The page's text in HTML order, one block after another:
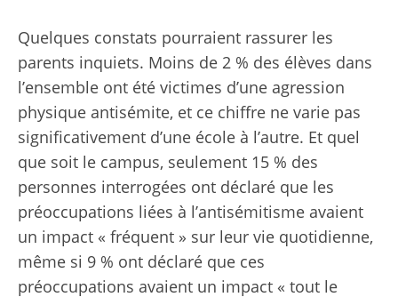
Quelques constats pourraient rassurer les
parents inquiets. Moins de 2 % des élèves dans
l’ensemble ont été victimes d’une agression
physique antisémite, et ce chiffre ne varie pas
significativement d’une école à l’autre. Et quel
que soit le campus, seulement 15 % des
personnes interrogées ont déclaré que les
préoccupations liées à l’antisémitisme avaient
un impact « fréquent » sur leur vie quotidienne,
même si 9 % ont déclaré que ces
préoccupations avaient un impact « tout le